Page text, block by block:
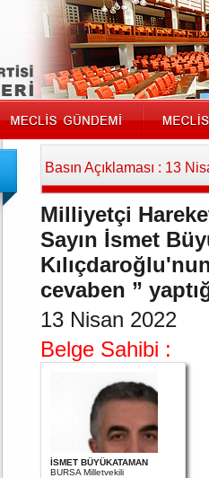
Basın Açıklaması : 13
Milliyetçi
Sayın İsmet
cevaben ”
13 Nisan 2022
Belge Sahibi :
İSMET BÜYÜKATAMAN
BURSA Milletvekili